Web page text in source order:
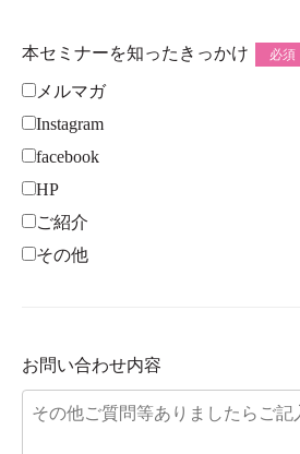
本セミナーを知ったきっかけ 必須
メルマガ
Instagram
facebook
HP
ご紹介
その他
お問い合わせ内容